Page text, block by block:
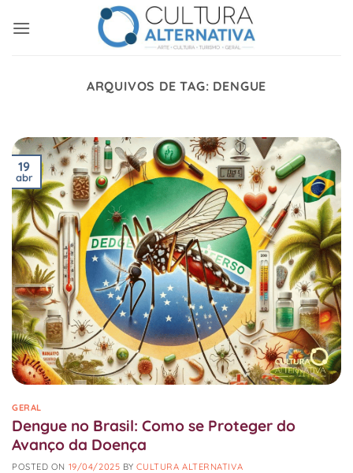
ARQUIVOS DE TAG: DENGUE
19
abr
GERAL
Dengue no Brasil: Como se Proteger do
Avanço da Doença
POSTED ON 19/04/2025 BYCULTURA ALTERNATIVA